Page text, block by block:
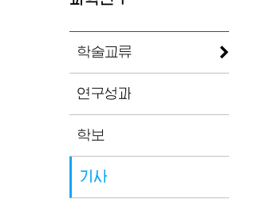
학술교류
연구성과
학보
기사